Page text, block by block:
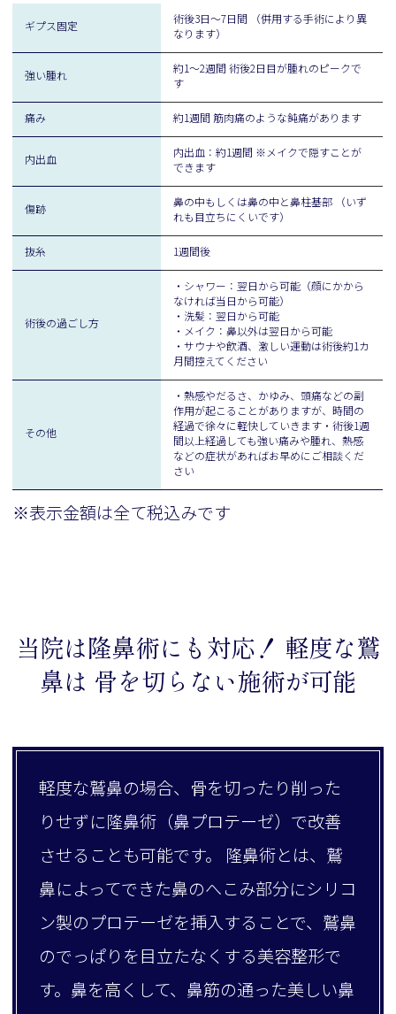
ギプス固定
術後3日～7日間 （併用する手術により異
なります）
強い腫れ
約1〜2週間 術後2日目が腫れのピークで
す
痛み 約1週間 筋肉痛のような鈍痛があります
内出血
内出血：約1週間 ※メイクで隠すことが
できます
傷跡
鼻の中もしくは鼻の中と鼻柱基部 （いず
れも目立ちにくいです）
抜糸 1週間後
術後の過ごし方
・シャワー：翌日から可能（顔にかから
なければ当日から可能）
・洗髪：翌日から可能
・メイク：鼻以外は翌日から可能
・サウナや飲酒、激しい運動は術後約1カ
月間控えてください
その他
・熱感やだるさ、かゆみ、頭痛などの副
作用が起こることがありますが、時間の
経過で徐々に軽快していきます・術後1週
間以上経過しても強い痛みや腫れ、熱感
などの症状があればお早めにご相談くだ
さい
※表示金額は全て税込みです
当院は隆鼻術にも対応！ 軽度な鷲
鼻は 骨を切らない施術が可能
軽度な鷲鼻の場合、骨を切ったり削った
りせずに隆鼻術（鼻プロテーゼ）で改善
させることも可能です。 隆鼻術とは、鷲
鼻によってできた鼻のへこみ部分にシリコ
ン製のプロテーゼを挿入することで、鷲鼻
のでっぱりを目立たなくする美容整形で
す。鼻を高くして、鼻筋の通った美しい鼻